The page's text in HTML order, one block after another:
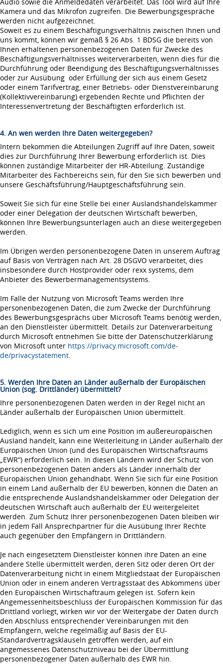
Kamera und das Mikrofon zugreifen. Die Bewerbungsgespräche
werden nicht aufgezeichnet.
Soweit es zu einem Beschäftigungsverhältnis zwischen Ihnen und
uns kommt, können wir gemäß § 26 Abs. 1 BDSG die bereits von
Ihnen erhaltenen personenbezogenen Daten für Zwecke des
Beschäftigungsverhältnisses weiterverarbeiten, wenn dies für die
Durchführung oder Beendigung des Beschäftigungsverhältnisses
oder zur Ausübung oder Erfüllung der sich aus einem Gesetz
oder einem Tarifvertrag, einer Betriebs- oder Dienstvereinbarung
(Kollektivvereinbarung) ergebenden Rechte und Pflichten der
Interessenvertretung der Beschäftigten erforderlich ist.
4. An wen werden Ihre Daten weitergegeben?
Intern bekommen die Abteilungen Zugriff auf Ihre Daten, soweit
dies zur Durchführung Ihrer Bewerbung erforderlich ist. Dies
können zuständige Mitarbeiter der HR-Abteilung. Zuständige
Mitarbeiter des Fachbereichs sein, für den Sie sich bewerben und
unsere Geschäftsführung/Hauptgeschäftsführung sein.
Soweit Sie sich für eine Stelle bei einer Auslandshandelskammer
oder einer Delegation der deutschen Wirtschaft bewerben,
können Ihre Bewerbungsunterlagen auch an diese weitergegeben
werden.
Im Übrigen werden personenbezogene Daten in unserem Auftrag
auf Basis von Verträgen nach Art. 28 DSGVO verarbeitet, dies
insbesondere durch Hostprovider oder rexx systems, dem
Anbieter des Bewerbermanagementsystems.
Im Falle der Nutzung von Microsoft Teams werden Ihre
personenbezogenen Daten, die zum Zwecke der Durchführung
des Bewerbungsgesprächs über Microsoft Teams benötig werden,
an den Dienstleister übermittelt. Details zur Datenverarbeitung
durch Microsoft entnehmen Sie bitte der Datenschutzerklärung
von Microsoft unter https://privacy.microsoft.com/de-
de/privacystatement.
5. Werden Ihre Daten an Länder außerhalb der Europäischen
Union (sog. Drittländer) übermittelt?
Ihre personenbezogenen Daten werden in der Regel nicht an
Länder außerhalb der Europäischen Union übermittelt.
Lediglich, wenn es sich um eine Position im außereuropäischen
Ausland handelt, kann eine Weiterleitung in Länder außerhalb der
Europäischen Union (und des Europäischen Wirtschaftsraums
„EWR“) erforderlich sein. In diesen Ländern wird der Schutz von
personenbezogenen Daten anders als Länder innerhalb der
Europäischen Union gehandhabt. Wenn Sie sich für eine Position
in einem Land außerhalb der EU bewerben, können die Daten an
die entsprechende Auslandshandelskammer oder Delegation der
deutschen Wirtschaft auch außerhalb der EU weitergeleitet
werden. Zum Schutz Ihrer personenbezogenen Daten bleiben wir
in jedem Fall Ansprechpartner für die Ausübung Ihrer Rechte
auch gegenüber den Empfängern in Drittländern.
Je nach eingesetztem Dienstleister können ihre Daten an eine
andere Stelle übermittelt werden, deren Sitz oder deren Ort der
Datenverarbeitung nicht in einem Mitgliedstaat der Europäischen
Union oder in einem anderen Vertragsstaat des Abkommens über
den Europäischen Wirtschaftraum gelegen ist. Sofern kein
Angemessenheitsbeschluss der Europäischen Kommission für das
Drittland vorliegt, wirken wir vor der Weitergabe der Daten durch
den Abschluss entsprechender Vereinbarungen mit den
Empfängern, welche regelmäßig auf Basis der EU-
Standardvertragsklauseln getroffen werden, auf ein
angemessenes Datenschutzniveau bei der Übermittlung
personenbezogener Daten außerhalb des EWR hin.